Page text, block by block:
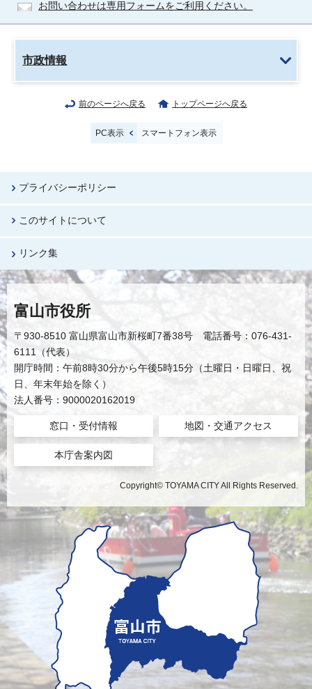
お問い合わせは専用フォームをご利用ください。
市政情報
前のページへ戻る トップページへ戻る
PC表示 スマートフォン表示
プライバシーポリシー
このサイトについて
リンク集
富山市役所
〒930-8510 富山県富山市新桜町7番38号 電話番号：076-431-
6111（代表）
開庁時間：午前8時30分から午後5時15分（土曜日・日曜日、祝
日、年末年始を除く）
法人番号：9000020162019
窓口・受付情報 地図・交通アクセス
本庁舎案内図
Copyright© TOYAMA CITY All Rights Reserved.